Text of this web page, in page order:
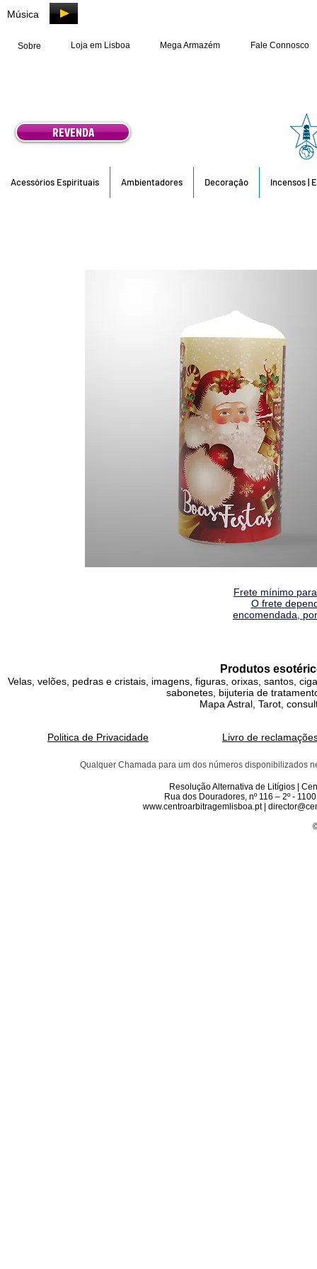
Música
Sobre Loja em Lisboa Mega Armazém Fale Connosco
REVENDA
Acessórios Espirituais Ambientadores Decoração Incensos |
Frete mínimo
O frete
encomendada,
Produtos
Velas, velões, pedras e cristais, imagens, figuras, orixas, santos,
sabonetes, bijuteria de
Mapa Astral, Tarot,
Politica de Privacidade Livro de
Qualquer Chamada para um dos números disponibilizados
Resolução Alternativa de Litígios |
Rua dos Douradores, nº 116 – 2º -
www.centroarbitragemlisboa.pt |